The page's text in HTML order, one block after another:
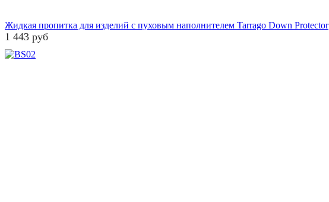
Жидкая пропитка для изделий с пуховым наполнителем Tarrago Down Protector
1 443 руб